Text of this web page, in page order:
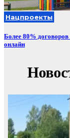
Нацпроекты
Более 80%
онлайн